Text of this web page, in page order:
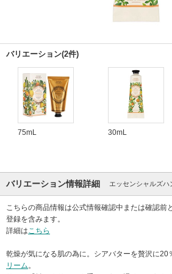
バリエーション(2件)
75mL 30mL
バリエーション情報詳細 エッセンシャルズハ
こちらの商品情報は公式情報確認中または確認前
登録を含みます。
詳細はこちら
乾燥が気になる肌の為に。シアバターを贅沢に20
リーム。